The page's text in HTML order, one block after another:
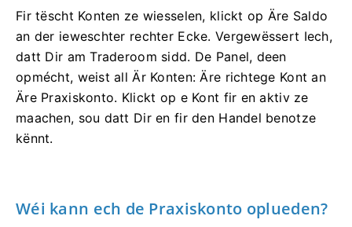
Fir tëscht Konten ze wiesselen, klickt op Äre Saldo
an der ieweschter rechter Ecke. Vergewëssert Iech,
datt Dir am Traderoom sidd. De Panel, deen
opmécht, weist all Är Konten: Äre richtege Kont an
Äre Praxiskonto. Klickt op e Kont fir en aktiv ze
maachen, sou datt Dir en fir den Handel benotze
kënnt.
Wéi kann ech de Praxiskonto oplueden?